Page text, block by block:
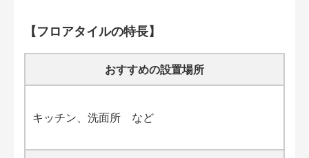
【フロアタイルの特長】
おすすめの設置場所
キッチン、洗面所 など